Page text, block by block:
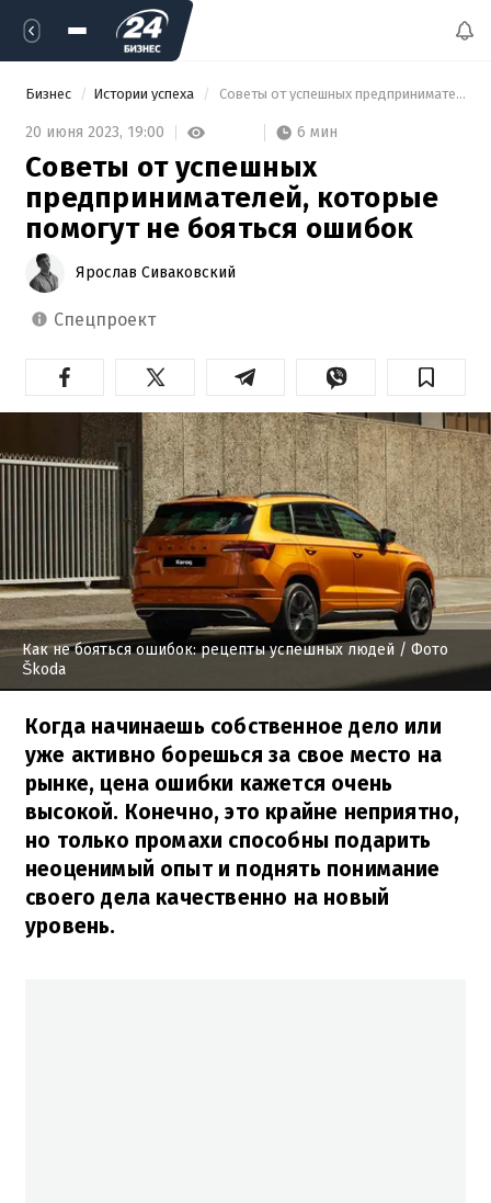
Бизнес Истории успеха Советы от успешных предпринимателей, которые помогут не бояться ошибок
20 июня 2023, 19:00 6 мин
Советы от успешных
предпринимателей, которые
помогут не бояться ошибок
Ярослав Сиваковский
спецпроект
Как не бояться ошибок: рецепты успешных людей / Фото
Škoda
Когда начинаешь собственное дело или
уже активно борешься за свое место на
рынке, цена ошибки кажется очень
высокой. Конечно, это крайне неприятно,
но только промахи способны подарить
неоценимый опыт и поднять понимание
своего дела качественно на новый
уровень.